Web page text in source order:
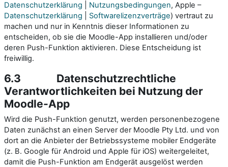
Datenschutzerklärung Nutzungsbedingungen, Apple –
Datenschutzerklärung
Softwarelizenzverträge) vertraut zu
machen und nur in Kenntnis dieser Informationen zu
entscheiden, ob sie die Moodle-App installieren und/oder
deren Push-Funktion aktivieren. Diese Entscheidung ist
freiwillig.
6.3 Datenschutzrechtliche
Verantwortlichkeiten bei Nutzung der
Moodle-App
Wird die Push-Funktion genutzt, werden personenbezogene
Daten zunächst an einen Server der Moodle Pty Ltd. und von
dort an die Anbieter der Betriebssysteme mobiler Endgeräte
(z. B. Google für Android und Apple für iOS) weitergeleitet,
damit die Push-Funktion am Endgerät ausgelöst werden